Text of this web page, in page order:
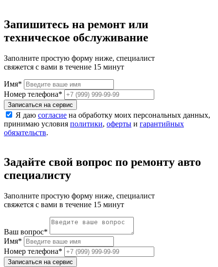
Запишитесь на ремонт или
техническое обслуживание
Заполните простую форму ниже, специалист
свяжется с вами в течение 15 минут
Имя*
Номер телефона*
Записаться на сервис
Я даю согласие на обработку моих персональных данных,
принимаю условия политики, оферты и гарантийных
обязательств.
Задайте свой вопрос по ремонту авто
специалисту
Заполните простую форму ниже, специалист
свяжется с вами в течение 15 минут
Ваш вопрос*
Имя*
Номер телефона*
Записаться на сервис